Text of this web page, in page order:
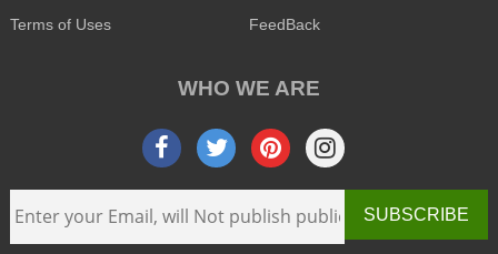
Terms of Uses FeedBack
WHO WE ARE
SUBSCRIBE